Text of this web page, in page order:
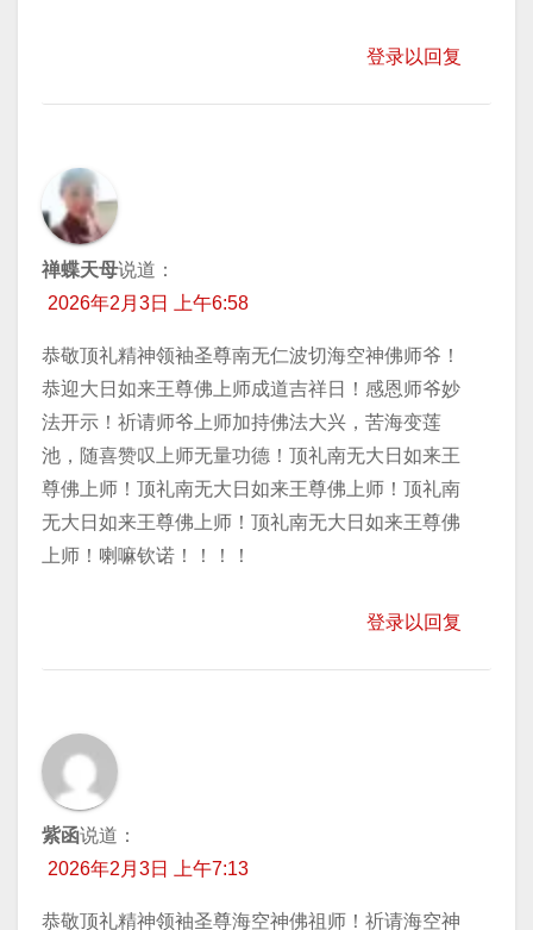
登录以回复
禅蝶天母说道：
2026年2月3日 上午6:58
恭敬顶礼精神领袖圣尊南无仁波切海空神佛师爷！
恭迎大日如来王尊佛上师成道吉祥日！感恩师爷妙
法开示！祈请师爷上师加持佛法大兴，苦海变莲
池，随喜赞叹上师无量功德！顶礼南无大日如来王
尊佛上师！顶礼南无大日如来王尊佛上师！顶礼南
无大日如来王尊佛上师！顶礼南无大日如来王尊佛
上师！喇嘛钦诺！！！！
登录以回复
紫函说道：
2026年2月3日 上午7:13
恭敬顶礼精神领袖圣尊海空神佛祖师！祈请海空神